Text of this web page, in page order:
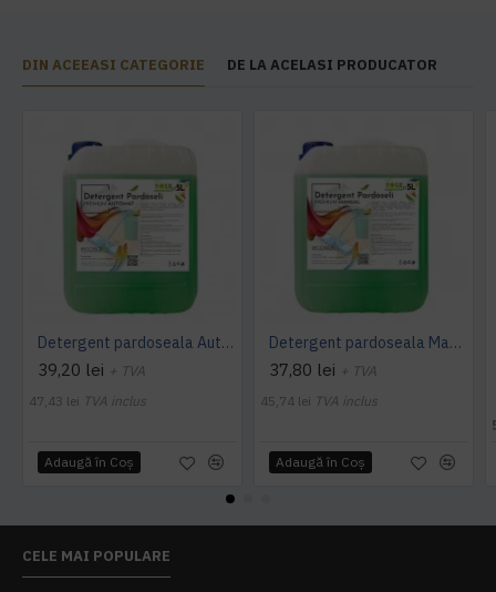
DIN ACEEASI CATEGORIE DE LA ACELASI PRODUCATOR
Detergent pardoseala Automat premium AQAS
39,20 lei + TVA
47,43 lei TVA inclus
Adaugă în Coş
Detergent pardoseala Manual premium 5L Canistra AQAS
37,80 lei + TVA
45,74 lei TVA inclus
Adaugă în Coş
CELE MAI POPULARE